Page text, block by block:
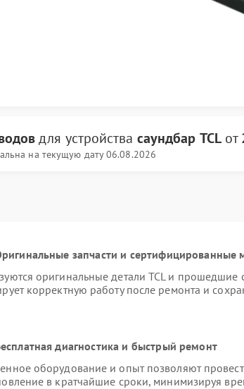
для устройства саундбар TCLот
на текущую дату 06.08.2026
запчасти и сертифицированные
оригинальные детали TCL и прошедшие
корректную работу после ремонта и
диагностика и быстрый ремонт
оборудование и опыт позволяют
в кратчайшие сроки, минимизируя